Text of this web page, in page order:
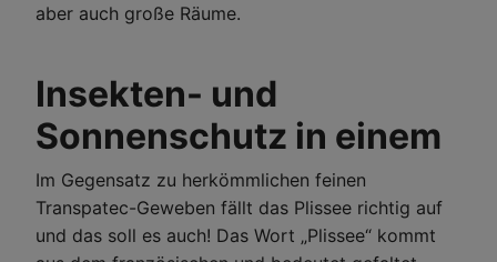
aber auch große Räume.
Insekten- und
Sonnenschutz in einem
Im Gegensatz zu herkömmlichen feinen
Transpatec-Geweben fällt das Plissee richtig auf
und das soll es auch! Das Wort „Plissee“ kommt